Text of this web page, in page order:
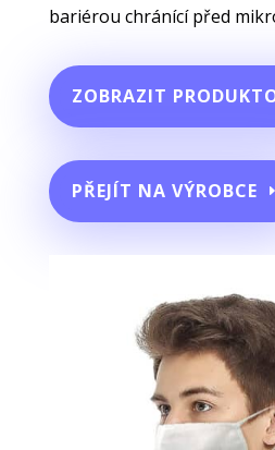
bariérou chránící před
ZOBRAZIT
PŘEJÍT NA VÝROBCE